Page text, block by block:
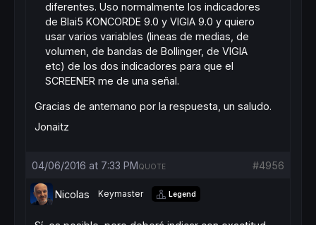
diferentes. Uso normalmente los indicadores
de Blai5 KONCORDE 9.0 y VIGIA 9.0 y quiero
usar varios variables (lineas de medias, de
volumen, de bandas de Bollinger, de VIGIA
etc) de los dos indicadores para que el
SCREENER me de una señal.
Gracias de antemano por la respuesta, un saludo.
Jonaitz
04/06/2016 at 7:33 PM #4956
QUOTE
Nicolas Keymaster Legend